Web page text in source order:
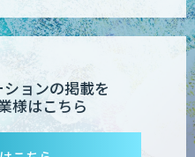
ョンの掲載を
様はこちら